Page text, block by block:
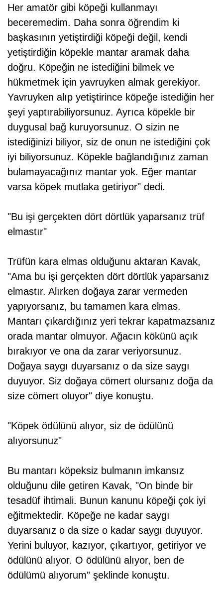
Her amatör gibi köpeği kullanmayı
beceremedim. Daha sonra öğrendim ki
başkasının yetiştirdiği köpeği değil, kendi
yetiştirdiğin köpekle mantar aramak daha
doğru. Köpeğin ne istediğini bilmek ve
hükmetmek için yavruyken almak gerekiyor.
Yavruyken alıp yetiştirince köpeğe istediğin her
şeyi yaptırabiliyorsunuz. Ayrıca köpekle bir
duygusal bağ kuruyorsunuz. O sizin ne
istediğinizi biliyor, siz de onun ne istediğini çok
iyi biliyorsunuz. Köpekle bağlandığınız zaman
bulamayacağınız mantar yok. Eğer mantar
varsa köpek mutlaka getiriyor" dedi.
"Bu işi gerçekten dört dörtlük yaparsanız trüf
elmastır"
Trüfün kara elmas olduğunu aktaran Kavak,
"Ama bu işi gerçekten dört dörtlük yaparsanız
elmastır. Alırken doğaya zarar vermeden
yapıyorsanız, bu tamamen kara elmas.
Mantarı çıkardığınız yeri tekrar kapatmazsanız
orada mantar olmuyor. Ağacın kökünü açık
bırakıyor ve ona da zarar veriyorsunuz.
Doğaya saygı duyarsanız o da size saygı
duyuyor. Siz doğaya cömert olursanız doğa da
size cömert oluyor" diye konuştu.
"Köpek ödülünü alıyor, siz de ödülünü
alıyorsunuz"
Bu mantarı köpeksiz bulmanın imkansız
olduğunu dile getiren Kavak, "On binde bir
tesadüf ihtimali. Bunun kanunu köpeği çok iyi
eğitmektedir. Köpeğe ne kadar saygı
duyarsanız o da size o kadar saygı duyuyor.
Yerini buluyor, kazıyor, çıkartıyor, getiriyor ve
ödülünü alıyor. O ödülünü alıyor, ben de
ödülümü alıyorum" şeklinde konuştu.